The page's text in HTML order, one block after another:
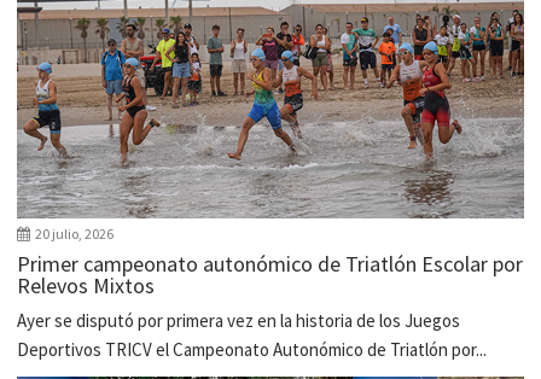
20 julio, 2026
Primer campeonato autonómico de Triatlón Escolar por
Relevos Mixtos
Ayer se disputó por primera vez en la historia de los Juegos
Deportivos TRICV el Campeonato Autonómico de Triatlón por...